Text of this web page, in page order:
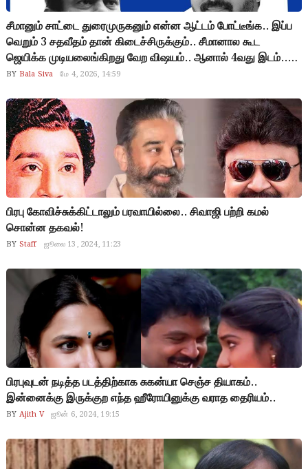
சீமானும் சாட்டை துரைமுருகனும் என்ன ஆட்டம் போட்டீங்க.. இப்ப
வெறும் 3 சதவீதம் தான் கிடைச்சிருக்கும்.. சீமானால கூட
ஜெயிக்க முடியலைங்கிறது வேற விஷயம்.. ஆனால் 4வது இடம்..
அமமுக வேட்பாளரை விட பின் தங்கிய அவமானம்.. சீமான் எல்லாம்
BY Bala Siva மே 4, 2026, 14:59
பிரபு கோவிச்சுக்கிட்டாலும் பரவாயில்லை.. சிவாஜி பற்றி கமல்
சொன்ன தகவல்!
BY Staff ஜூலை 13, 2024, 11:23
பிரபுவுடன் நடித்த படத்திற்காக சுகன்யா செஞ்ச தியாகம்..
இன்னைக்கு இருக்குற எந்த ஹீரோயினுக்கு வராத தைரியம்..
BY Ajith V ஜூன் 6, 2024, 19:15